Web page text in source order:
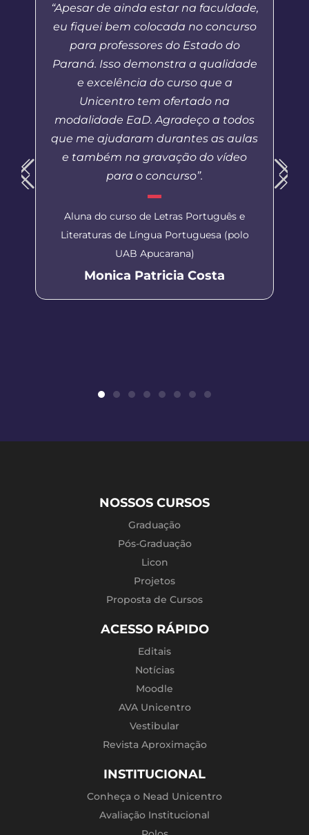
“Apesar de ainda estar na faculdade,
eu fiquei bem colocada no concurso
para professores do Estado do
Paraná. Isso demonstra a qualidade
e excelência do curso que a
Unicentro tem ofertado na
modalidade EaD. Agradeço a todos
que me ajudaram durantes as aulas
e também na gravação do vídeo
para o concurso”.
Aluna do curso de Letras Português e
Literaturas de Língua Portuguesa (polo
UAB Apucarana)
Monica Patricia Costa
NOSSOS CURSOS
Graduação
Pós-Graduação
Licon
Projetos
Proposta de Cursos
ACESSO RÁPIDO
Editais
Notícias
Moodle
AVA Unicentro
Vestibular
Revista Aproximação
INSTITUCIONAL
Conheça o Nead Unicentro
Avaliação Institucional